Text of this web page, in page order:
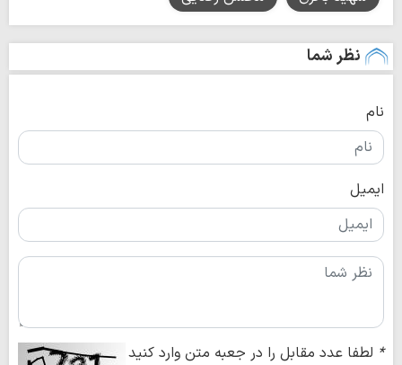
نظر شما
نام
ایمیل
* لطفا عدد مقابل را در جعبه متن وارد کنید